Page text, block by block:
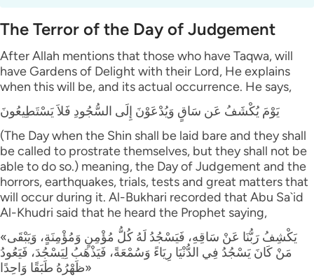
The Terror of the Day of Judgement
After Allah mentions that those who have Taqwa, will
have Gardens of Delight with their Lord, He explains
when this will be, and its actual occurrence. He says,
يَوْمَ يُكْشَفُ عَن سَاقٍ وَيُدْعَوْنَ إِلَى السُّجُودِ فَلاَ يَسْتَطِيعُونَ
(The Day when the Shin shall be laid bare and they shall
be called to prostrate themselves, but they shall not be
able to do so.) meaning, the Day of Judgement and the
horrors, earthquakes, trials, tests and great matters that
will occur during it. Al-Bukhari recorded that Abu Sa`id
Al-Khudri said that he heard the Prophet saying,
«يَكْشِفُ رَبُّنَا عَنْ سَاقِهِ، فَيَسْجُدُ لَهُ كُلُّ مُؤْمِنٍ وَمُؤْمِنَةٍ، وَيَبْقَى
مَنْ كَانَ يَسْجُدُ فِي الدُّنْيَا رِيَاءً وَسُمْعَةً، فَيَذْهَبُ لِيَسْجُدَ، فَيَعُودُ
ظَهْرُهُ طَبَقًا وَاحِدًا»